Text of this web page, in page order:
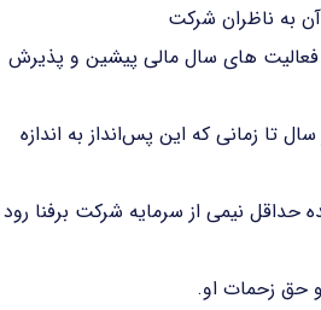
به ناظران شرکت
های سال مالی پیشین و پذیرش
زمانی که این پس‌انداز به اندازه
حداقل نیمی از سرمایه شرکت برفنا رود
حق زحمات او.